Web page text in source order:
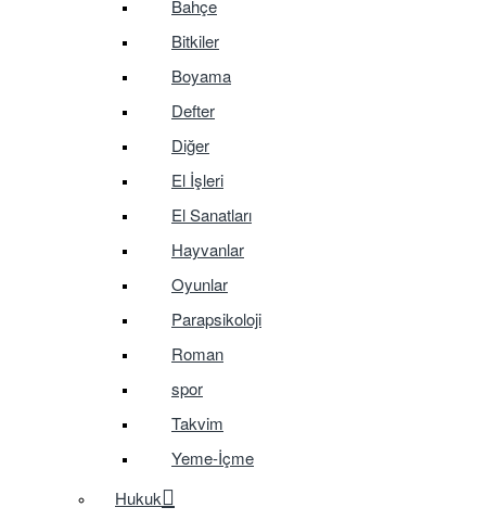
Bahçe
Bitkiler
Boyama
Defter
Diğer
El İşleri
El Sanatları
Hayvanlar
Oyunlar
Parapsikoloji
Roman
spor
Takvim
Yeme-İçme
Hukuk